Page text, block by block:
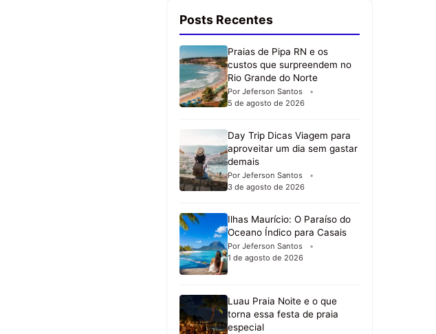
Posts Recentes
Praias de Pipa RN e os
custos que surpreendem no
Rio Grande do Norte
Por Jeferson Santos
5 de agosto de 2026
Day Trip Dicas Viagem para
aproveitar um dia sem gastar
demais
Por Jeferson Santos
3 de agosto de 2026
Ilhas Maurício: O Paraíso do
Oceano Índico para Casais
Por Jeferson Santos
1 de agosto de 2026
Luau Praia Noite e o que
torna essa festa de praia
especial